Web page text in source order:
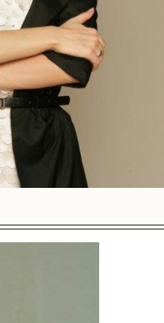
NEWS ///